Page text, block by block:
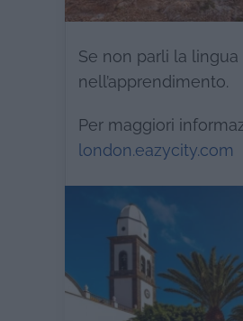
Se non parli la lingua
nell’apprendimento.
Per maggiori
london.eazycity.com